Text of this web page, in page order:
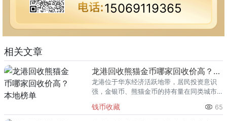
15069119365
相关文章
龙港回收熊猫金币哪家回收价高？本地榜单
龙港位于华东经济活跃地带，居民投资意识
强，金银币、熊猫金币的持有量在同类城市
熊猫金币的需求就明显升温，但鱼龙混杂的
钱币收藏 65